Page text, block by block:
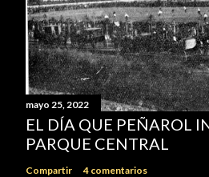
mayo 25, 2022
EL DÍA QUE PEÑAROL
PARQUE CENTRAL
Compartir 4 comentarios